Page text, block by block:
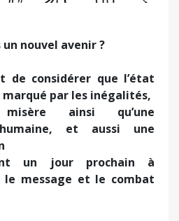
nouvel avenir ?
de considérer que l’état
par les inégalités,
ainsi qu’une
et aussi une
un jour prochain à
message et le combat